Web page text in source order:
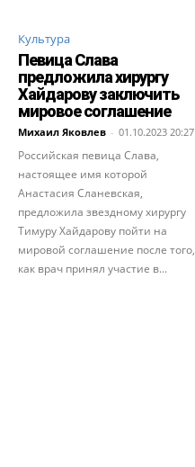
Культура
Певица Слава
предложила хирургу
Хайдарову заключить
мировое соглашение
Михаил Яковлев - 01.10.2023 20:27
Российская певица Слава,
настоящее имя которой
Анастасия Сланевская,
предложила звездному хирургу
Тимуру Хайдарову пойти на
мировой соглашение после того,
как врач принял участие в...